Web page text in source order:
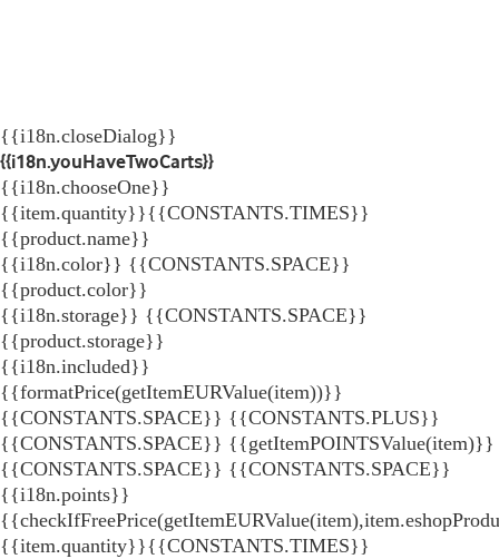
{{i18n.closeDialog}}
{{i18n.youHaveTwoCarts}}
{{i18n.chooseOne}}
{{item.quantity}}{{CONSTANTS.TIMES}}
{{product.name}}
{{i18n.color}} {{CONSTANTS.SPACE}}
{{product.color}}
{{i18n.storage}} {{CONSTANTS.SPACE}}
{{product.storage}}
{{i18n.included}}
{{formatPrice(getItemEURValue(item))}}
{{CONSTANTS.SPACE}} {{CONSTANTS.PLUS}}
{{CONSTANTS.SPACE}} {{getItemPOINTSValue(item)}}
{{CONSTANTS.SPACE}} {{CONSTANTS.SPACE}}
{{i18n.points}}
{{item.quantity}}{{CONSTANTS.TIMES}}